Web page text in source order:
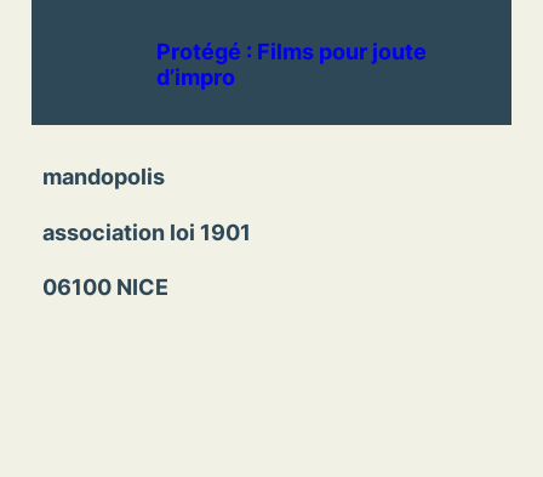
Protégé : Films pour joute
d’impro
mandopolis
association loi 1901
06100 NICE